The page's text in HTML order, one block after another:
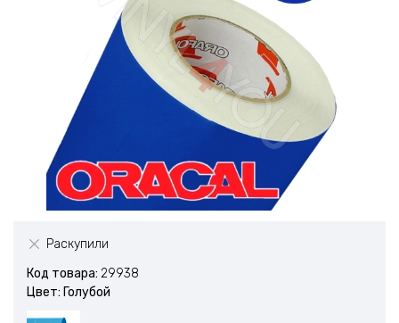
Раскупили
Код товара: 29938
Цвет: Голубой